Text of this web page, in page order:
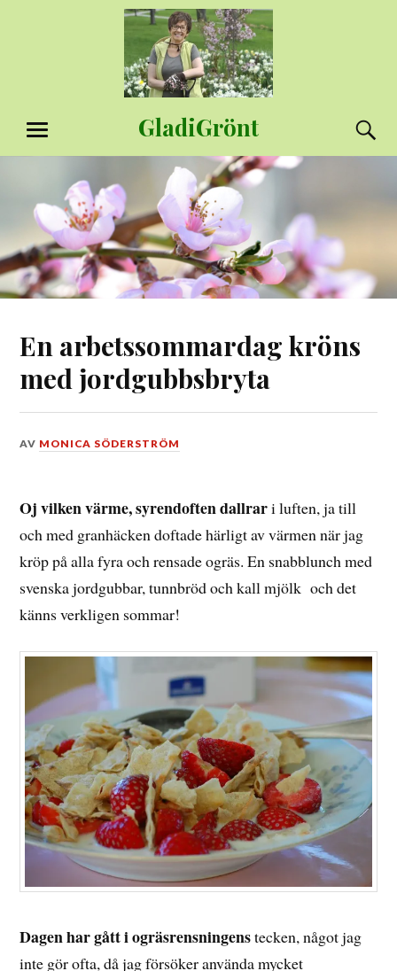
GladiGrönt
MENY
En arbetssommardag kröns
med jordgubbsbryta
DEN
2015
AV MONICA SÖDERSTRÖM
Oj vilken värme, syrendoften dallrari luften, ja till
och med granhäcken doftade härligt av värmen när jag
kröp på alla fyra och rensade ogräs. En snabblunch med
svenska jordgubbar, tunnbröd och kall mjölk och det
känns verkligen sommar!
Dagen har gått i ogräsrensningenstecken, något jag
inte gör ofta, då jag försöker använda mycket